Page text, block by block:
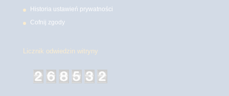
Historia ustawień prywatności
Cofnij zgody
Licznik odwiedzin witryny